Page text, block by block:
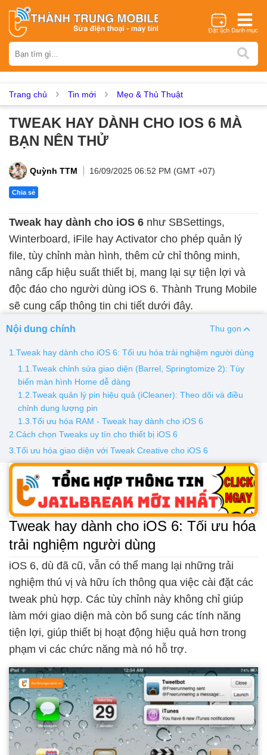
iPhone Samsung Oppo Xiaomi Realme Vivo
Asus Sony Vertu LG Tecno
Dịch vụ sửa chữa
Thay loa Thay kính lưng Thay vỏ Thay chân sạc
Màn hình Xiaomi Màn hình Realme
Màn hình Vsmart Màn hình Google Pixel
Thay pin
Pin iPhone Pin Samsumg Pin Oppo
Pin Realme
Thay vỏ
Vỏ iPhone Vỏ Samsung Vỏ Xiaomi Vỏ Oppo
Vỏ Huawei Vỏ Vivo
Trang chủ Tin mới Mẹo & Thủ Thuật
TWEAK HAY DÀNH CHO IOS 6 MÀ
BẠN NÊN THỬ
Quỳnh TTM 16/09/2025 06:52 PM (GMT +07)
Chia sẻ
Tweak hay dành cho iOS 6 như SBSettings,
Winterboard, iFile hay Activator cho phép quản lý
file, tùy chỉnh màn hình, thêm cử chỉ thông minh,
nâng cấp hiệu suất thiết bị, mang lại sự tiện lợi và
độc đáo cho người dùng iOS 6. Thành Trung Mobile
sẽ cung cấp thông tin chi tiết dưới đây.
Nội dung chính Thu gọn
1.Tweak hay dành cho iOS 6: Tối ưu hóa trải nghiệm người dùng
1.1.Tweak chỉnh sửa giao diện (Barrel, Springtomize 2): Tùy
biến màn hình Home dễ dàng
1.2.Tweak quản lý pin hiệu quả (iCleaner): Theo dõi và điều
chỉnh dung lượng pin
1.3.Tối ưu hóa RAM - Tweak hay dành cho iOS 6
2.Cách chọn Tweaks uy tín cho thiết bị iOS 6
3.Tối ưu hóa giao diện với Tweak Creative cho iOS 6
Tweak hay dành cho iOS 6: Tối ưu hóa
trải nghiệm người dùng
iOS 6, dù đã cũ, vẫn có thể mang lại những trải
nghiệm thú vị và hữu ích thông qua việc cài đặt các
tweak phù hợp. Các tùy chỉnh này không chỉ giúp
làm mới giao diện mà còn bổ sung các tính năng
tiện lợi, giúp thiết bị hoạt động hiệu quả hơn trong
phạm vi các chức năng mà nó hỗ trợ.